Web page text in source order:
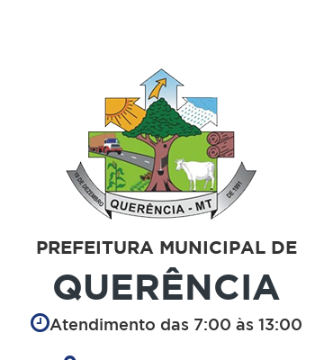
PREFEITURA MUNICIPAL DE
QUERÊNCIA
Atendimento das 7:00 às 13:00